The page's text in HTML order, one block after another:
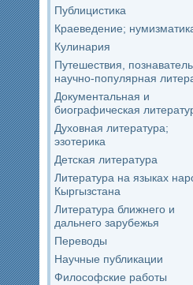
Публицистика
Краеведение;
Кулинария
Путешествия,
научно-популярная
Документальная и
биографическая
Духовная литература;
эзотерика
Детская литература
Литература на языках
Кыргызстана
Литература ближнего и
дальнего зарубежья
Переводы
Научные публикации
Философские работы